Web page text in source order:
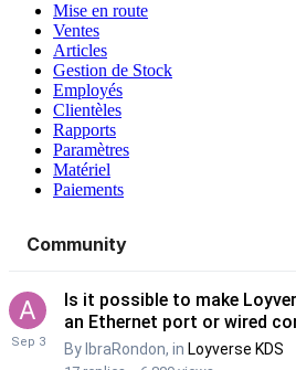
Mise en route
Ventes
Articles
Gestion de Stock
Employés
Clientèles
Rapports
Paramètres
Matériel
Paiements